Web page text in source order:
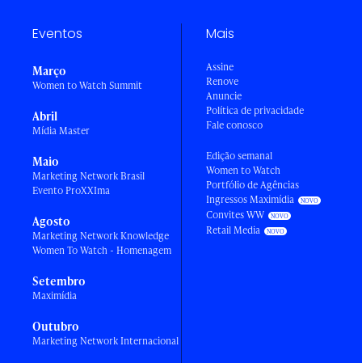
Eventos
Março
Women to Watch Summit
Abril
Mídia Master
Maio
Marketing Network Brasil
Evento ProXXIma
Agosto
Marketing Network Knowledge
Women To Watch - Homenagem
Setembro
Maximídia
Outubro
Marketing Network Internacional
Mais
Assine
Renove
Anuncie
Política de privacidade
Fale conosco
Edição semanal
Women to Watch
Portfólio de Agências
Ingressos Maximídia
Convites WW
Retail Media